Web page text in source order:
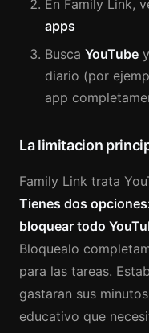
En Family Link,
apps
Busca YouTube
diario (por
app
La limitacion
Family Link trata
Tienes dos
bloquear todo
Bloquealo
para las tareas.
gastaran sus
educativo que